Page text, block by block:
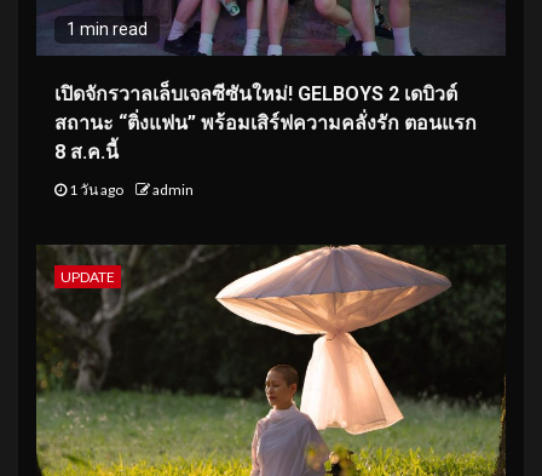
1 min read
เปิดจักรวาลเล็บเจลซีซันใหม่! GELBOYS 2 เดบิวต์
สถานะ “ติ่งแฟน” พร้อมเสิร์ฟความคลั่งรัก ตอนแรก
8 ส.ค.นี้
1 วัน ago admin
UPDATE